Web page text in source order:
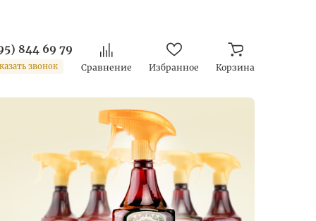
844 69 79
звонок Сравнение Избранное Корзина